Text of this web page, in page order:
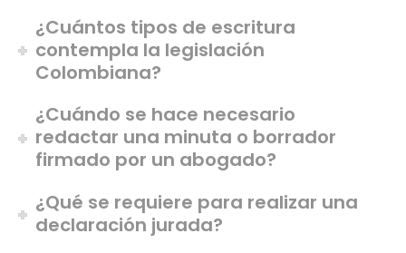
¿Cuántos tipos de escritura
contempla la legislación
Colombiana?
¿Cuándo se hace necesario
redactar una minuta o borrador
firmado por un abogado?
¿Qué se requiere para realizar una
declaración jurada?